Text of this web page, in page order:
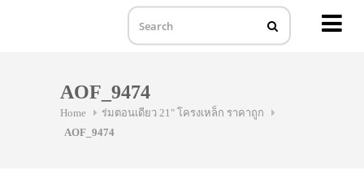
AOF_9474
Home
ร่มตอนเดียว 21" โครงเหล็ก ราคาถูก
AOF_9474